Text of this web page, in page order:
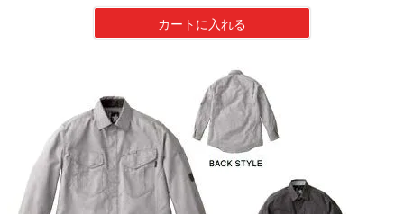
カートに入れる